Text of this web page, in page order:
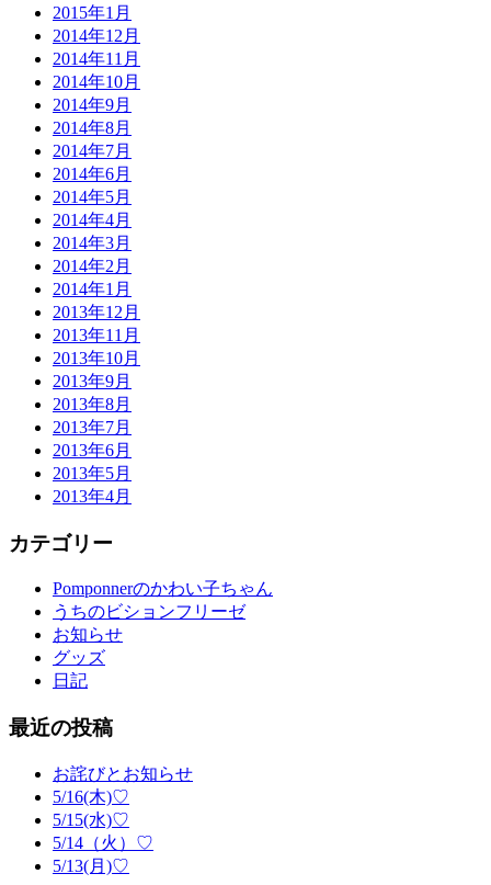
2015年1月
2014年12月
2014年11月
2014年10月
2014年9月
2014年8月
2014年7月
2014年6月
2014年5月
2014年4月
2014年3月
2014年2月
2014年1月
2013年12月
2013年11月
2013年10月
2013年9月
2013年8月
2013年7月
2013年6月
2013年5月
2013年4月
カテゴリー
Pomponnerのかわい子ちゃん
うちのビションフリーゼ
お知らせ
グッズ
日記
最近の投稿
お詫びとお知らせ
5/16(木)♡
5/15(水)♡
5/14（火）♡
5/13(月)♡